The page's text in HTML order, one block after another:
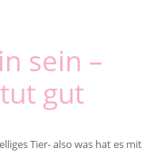
sein –
gut
Tier- also was hat es mit